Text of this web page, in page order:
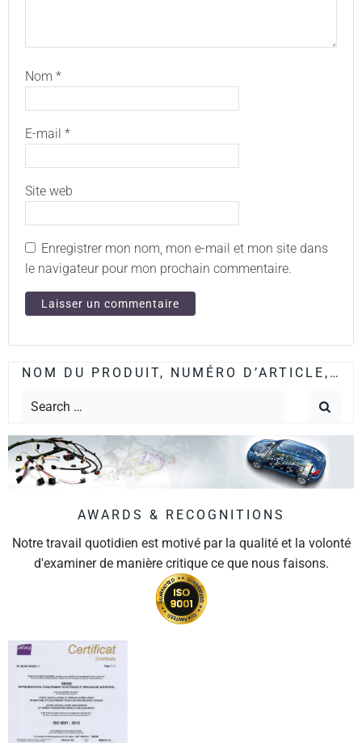
Nom *
E-mail *
Site web
Enregistrer mon nom, mon e-mail et mon site dans
le navigateur pour mon prochain commentaire.
NOM DU PRODUIT, NUMÉRO D’ARTICLE,…
AWARDS & RECOGNITIONS
Notre travail quotidien est motivé par la qualité et la volonté
d'examiner de manière critique ce que nous faisons.